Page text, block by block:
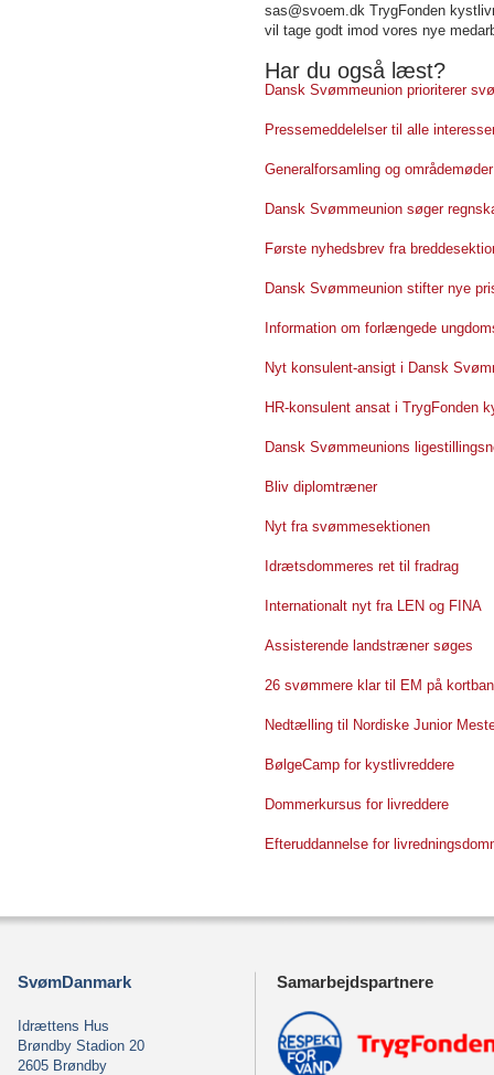
sas@svoem.dk TrygFonden
vil tage godt imod vores nye
Har du også læst?
Dansk Svømmeunion prioriterer
Pressemeddelelser til alle
Generalforsamling og
Dansk Svømmeunion søger
Første nyhedsbrev fra
Dansk Svømmeunion stifter nye
Information om forlængede
Nyt konsulent-ansigt i Dansk
HR-konsulent ansat i TrygFonden
Dansk Svømmeunions
Bliv diplomtræner
Nyt fra svømmesektionen
Idrætsdommeres ret til fradrag
Internationalt nyt fra LEN og FINA
Assisterende landstræner søges
26 svømmere klar til EM på
Nedtælling til Nordiske Junior
BølgeCamp for kystlivreddere
Dommerkursus for livreddere
Efteruddannelse for
SvømDanmark
Idrættens Hus
Brøndby Stadion 20
2605 Brøndby
Samarbejdspartnere